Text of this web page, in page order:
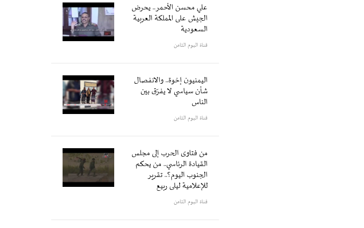
علي محسن الأحمر.. يحرض
الجيش على المملكة العربية
السعودية
قناة اليوم الثامن
اليمنيون إخوة.. والانفصال
شأن سياسي لا يفرّق بين
الناس
قناة اليوم الثامن
من فتاوى الحرب إلى مجلس
القيادة الرئاسي.. من يحكم
الجنوب اليوم؟.. تقرير
للإعلامية ليلى ربيع
قناة اليوم الثامن